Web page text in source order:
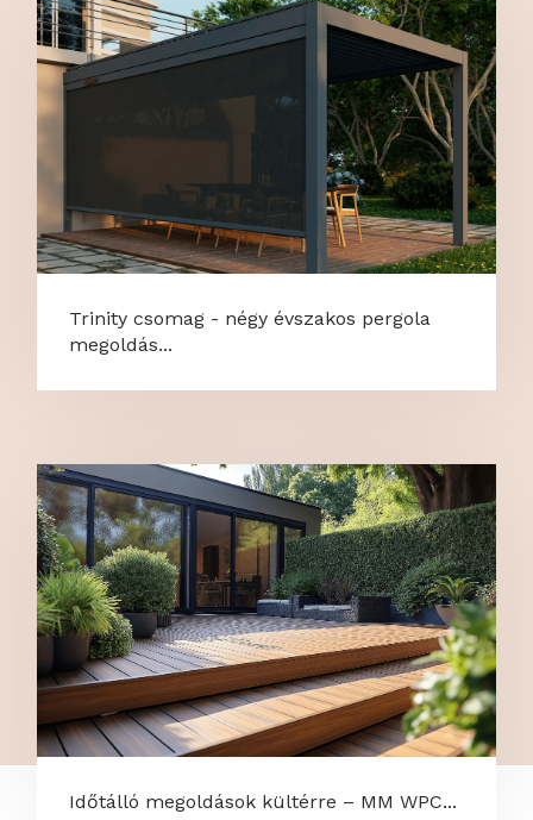
Trinity csomag - négy évszakos pergola
megoldás...
Időtálló megoldások kültérre – MM WPC...